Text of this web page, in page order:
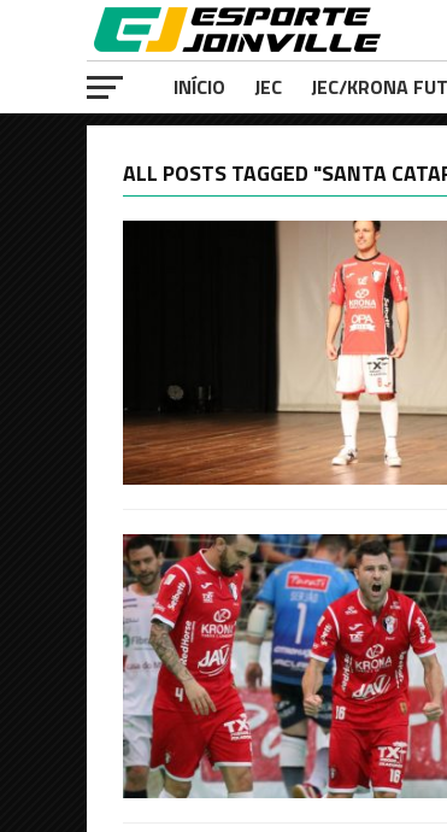
INÍCIO JEC JEC/KRONA
ALL POSTS TAGGED "SANTA